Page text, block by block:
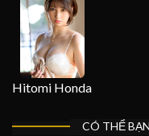
Hitomi Honda
CÓ THỂ